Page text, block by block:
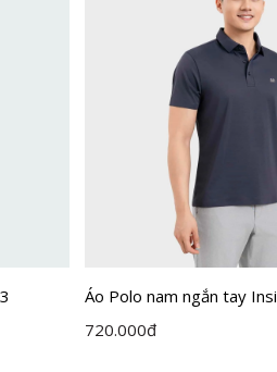
Áo Polo nam ngắn tay
dáng Regular Fit
720.000đ